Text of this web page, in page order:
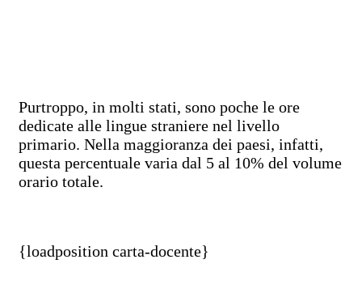
Purtroppo, in molti stati, sono poche le ore
dedicate alle lingue straniere nel livello
primario. Nella maggioranza dei paesi, infatti,
questa percentuale varia dal 5 al 10% del volume
orario totale.
{loadposition carta-docente}